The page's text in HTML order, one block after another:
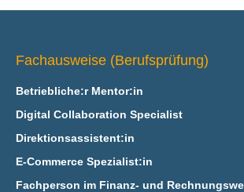
Fachausweise (Berufsprüfung)
Betriebliche:r Mentor:in
Digital Collaboration Specialist
Direktionsassistent:in
E‑Commerce Spezialist:in
Fachperson im Finanz- und